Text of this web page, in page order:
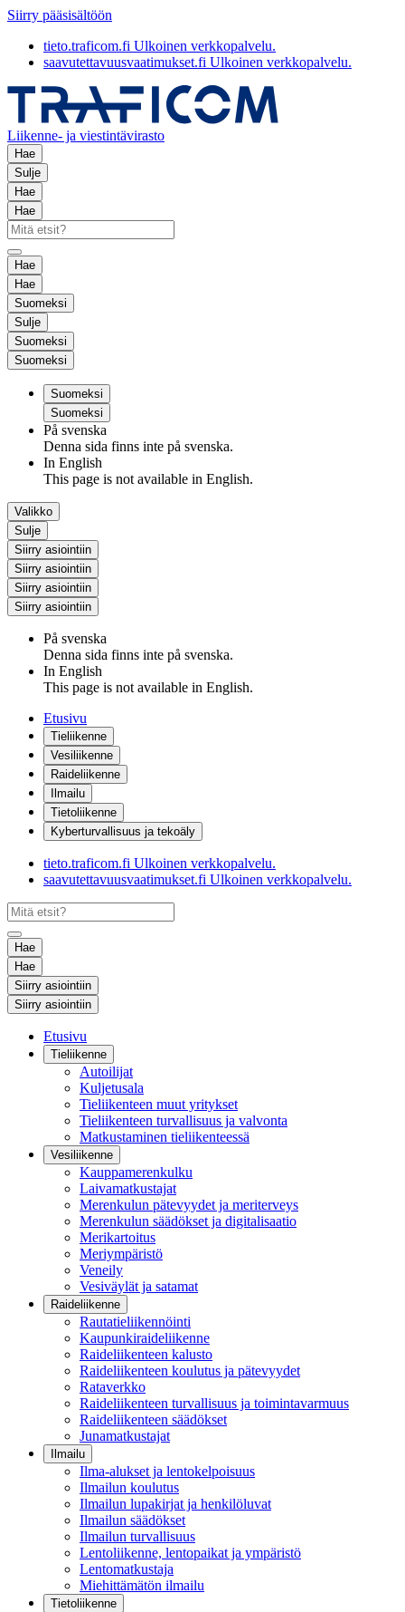
Siirry pääsisältöön
tieto.traficom.fi Ulkoinen verkkopalvelu.
saavutettavuusvaatimukset.fi Ulkoinen verkkopalvelu.
Liikenne- ja viestintävirasto
Hae
Sulje
Hae
Hae
Hae
Hae
Suomeksi
Sulje
Suomeksi
Suomeksi
Suomeksi
Suomeksi
På svenska
Denna sida finns inte på svenska.
In English
This page is not available in English.
Valikko
Sulje
Siirry asiointiin
Siirry asiointiin
Siirry asiointiin
Siirry asiointiin
På svenska
Denna sida finns inte på svenska.
In English
This page is not available in English.
Etusivu
Tieliikenne
Vesiliikenne
Raideliikenne
Ilmailu
Tietoliikenne
Kyberturvallisuus ja tekoäly
tieto.traficom.fi Ulkoinen verkkopalvelu.
saavutettavuusvaatimukset.fi Ulkoinen verkkopalvelu.
Hae
Hae
Siirry asiointiin
Siirry asiointiin
Etusivu
Tieliikenne
Autoilijat
Kuljetusala
Tieliikenteen muut yritykset
Tieliikenteen turvallisuus ja valvonta
Matkustaminen tieliikenteessä
Vesiliikenne
Kauppamerenkulku
Laivamatkustajat
Merenkulun pätevyydet ja meriterveys
Merenkulun säädökset ja digitalisaatio
Merikartoitus
Meriympäristö
Veneily
Vesiväylät ja satamat
Raideliikenne
Rautatieliikennöinti
Kaupunkiraideliikenne
Raideliikenteen kalusto
Raideliikenteen koulutus ja pätevyydet
Rataverkko
Raideliikenteen turvallisuus ja toimintavarmuus
Raideliikenteen säädökset
Junamatkustajat
Ilmailu
Ilma-alukset ja lentokelpoisuus
Ilmailun koulutus
Ilmailun lupakirjat ja henkilöluvat
Ilmailun säädökset
Ilmailun turvallisuus
Lentoliikenne, lentopaikat ja ympäristö
Lentomatkustaja
Miehittämätön ilmailu
Tietoliikenne